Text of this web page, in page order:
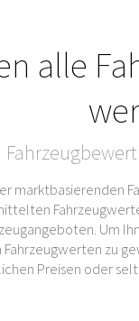
alle
marktbasierenden
Um
zu
Preisen oder